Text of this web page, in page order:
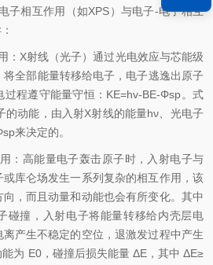
子相互作用（如XPS）与电子-电子相互
：X射线（光子）通过光电效应与芯能级
全部能量转移给电子，电子逃逸出原子
过程遵守能量守恒：KE=hv-BE-Φsp。式
的动能，由入射X射线的能量hν、光电子
来决定的。
：高能量电子轰击原子时，入射电子与
库仑场发生一系列复杂的相互作用，该
，而且动量和动能也会有所变化。其中
碰撞，入射电子将能量转移给内壳层电
产生不稳定的空位，退激发过程中产生
为 E0，碰撞后损失能量 ΔE，其中 ΔE≥